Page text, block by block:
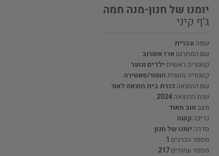
יומנו של חנון-מנה חמה
ג'ף קיני
שפה עברית
שם המתרגםארז אשרוב
קטגוריה ראשיתילדים ונוער
קטגוריה משניתהומור/סאטירה
שם ההוצאה כנרת בית הוצאה לאור
שנת ההוצאה2024
מצבטוב מאוד
כריכה קשה
סדרה יומנו של חנון
מספר הכרכים 1
מספר עמודים217